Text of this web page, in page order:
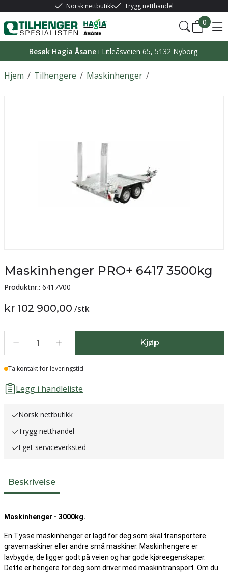
Norsk nettbutikk Trygg netthandel
0
Besøk Hagia Åsane i Litleåsveien 65, 5132 Nyborg.
/
Hjem /
Tilhengere /
Maskinhenger
Maskinhenger PRO+ 6417 3500kg
Produktnr.: 6417V00
kr 102 900,00 /stk
1 Kjøp
Lager
Ta kontakt for leveringstid
Legg i handleliste
Norsk nettbutikk
Trygg netthandel
Eget serviceverksted
Beskrivelse
Maskinhenger - 3000kg.
En Tysse maskinhenger er lagd for deg som skal transportere
gravemaskiner eller andre små maskiner. Maskinhengere er
lavbygde, de ligger godt på veien og har gode kjøreegenskaper.
Dette er hengere for deg som driver med maskintransport. Om du